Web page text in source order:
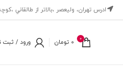
ادرس تهران، ‎وليعصر ،بالاتر از طالقاني ،كوچه گيلان،پلاک ۱،داروخانه شفا مركزي
0
0 تومان ورود / ثبت